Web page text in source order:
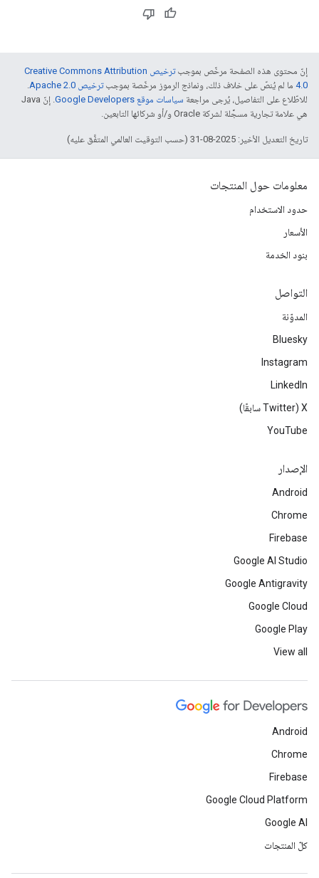
إنّ محتوى هذه الصفحة مرخّص بموجب
ترخيص Creative Commons Attribution
4.0‏ ما لم يُنصّ على خلاف ذلك، ونماذج الرموز مرخّصة بموجبترخيص Apache 2.0‏
.
للاطّلاع على التفاصيل، يُرجى مراجعة سياسات موقع Google Developers‏
. إنّ Java
هي علامة تجارية مسجَّلة لشركة Oracle و/أو شركائها التابعين.
تاريخ التعديل الأخير: 2025-08-31 (حسب التوقيت العالمي المتفَّق عليه)
معلومات حول المنتجات
حدود الاستخدام
الأسعار
بنود الخدمة
التواصل
المدوّنة
Bluesky
Instagram
LinkedIn
‫X ‏(Twitter سابقًا)
YouTube
الإصدار
Android
Chrome
Firebase
Google AI Studio
Google Antigravity
Google Cloud
Google Play
View all
Android
Chrome
Firebase
Google Cloud Platform
Google AI
كلّ المنتجات